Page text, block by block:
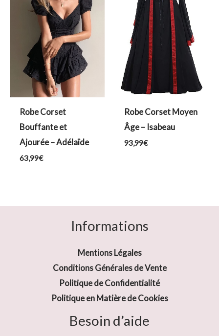
Robe Corset
Bouffante et
Ajourée – Adélaïde
63,99€
Robe Corset Moyen
Âge – Isabeau
93,99€
Informations
Mentions Légales
Conditions Générales de Vente
Politique de Confidentialité
Politique en Matière de Cookies
Besoin d’aide